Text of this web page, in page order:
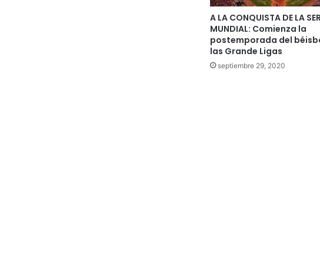
A LA CONQUISTA DE LA
MUNDIAL: Comienza la
postemporada del
las Grande Ligas
septiembre 29, 2020